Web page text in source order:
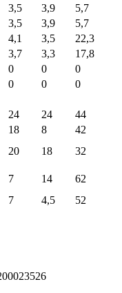
3,5 3,9
5,7
3,5 3,9
5,7
4,1 3,5
22,3
3,7 3,3
17,8
0 0
0
0 0
0
24 24
44
18 8
42
20 18
32
7 14
62
7 4,5 52